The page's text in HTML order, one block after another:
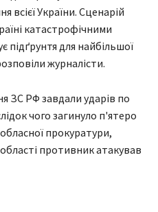
всієї України. Сценарій
катастрофічними
підґрунтя для найбільшої
журналісти.
ЗС РФ завдали ударів по
чого загинуло п'ятеро
прокуратури,
противник атакував